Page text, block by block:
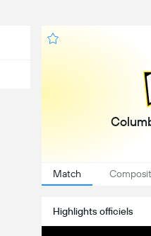
Match
Highlights officiels